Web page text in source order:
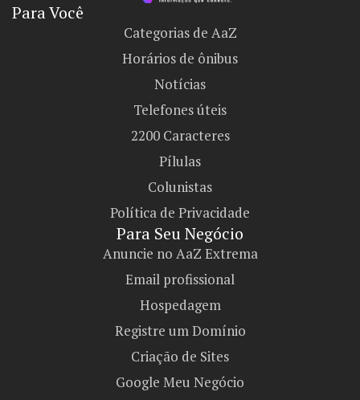
Para Você
Categorias de AaZ
Horários de ônibus
Notícias
Telefones úteis
2200 Caracteres
Pílulas
Colunistas
Política de Privacidade
Para Seu Negócio​
Anuncie no AaZ Extrema
Email profissional
Hospedagem
Registre um Domínio
Criação de Sites
Google Meu Negócio